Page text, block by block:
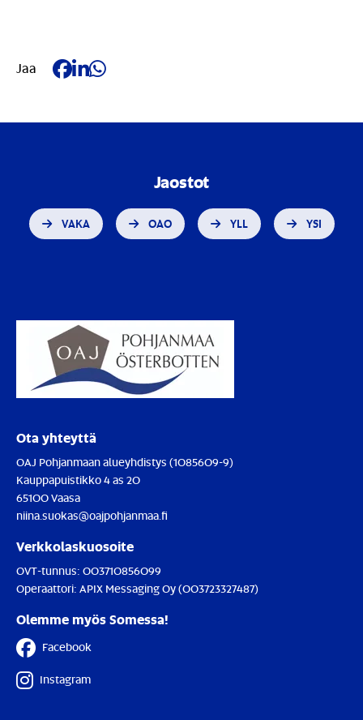
Jaa Jaa Facebookissa
Jaa LinkedIn:ssä
Jaa Whatsappissa
Jaostot
VAKA OAO YLL YSI
Ota yhteyttä
OAJ Pohjanmaan alueyhdistys (1085609-9)
Kauppapuistikko 4 as 20
65100 Vaasa
niina.suokas@oajpohjanmaa.fi
Verkkolaskuosoite
OVT-tunnus: 003710856099
Operaattori: APIX Messaging Oy (003723327487)
Olemme myös Somessa!
Facebook
Instagram